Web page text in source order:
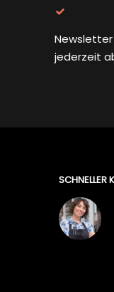
Newsletter
jederzeit
SCHNELLER